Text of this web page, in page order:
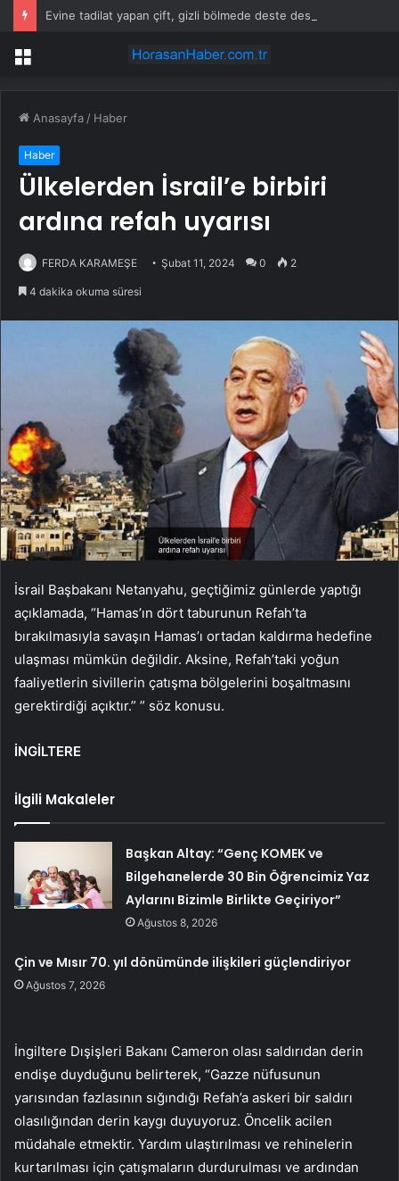
Menü
Anasayfa / Haber
Haber
Ülkelerden İsrail’e birbiri
ardına refah uyarısı
FERDA KARAMEŞE Şubat 11, 2024 0 2
4 dakika okuma süresi
İsrail Başbakanı Netanyahu, geçtiğimiz günlerde yaptığı
açıklamada, “Hamas’ın dört taburunun Refah’ta
bırakılmasıyla savaşın Hamas’ı ortadan kaldırma hedefine
ulaşması mümkün değildir. Aksine, Refah’taki yoğun
faaliyetlerin sivillerin çatışma bölgelerini boşaltmasını
gerektirdiği açıktır.” ” söz konusu.
İNGİLTERE
İlgili Makaleler
Başkan Altay: “Genç KOMEK ve
Bilgehanelerde 30 Bin Öğrencimiz Yaz
Aylarını Bizimle Birlikte Geçiriyor”
Ağustos 8, 2026
Çin ve Mısır 70. yıl dönümünde ilişkileri güçlendiriyor
Ağustos 7, 2026
İngiltere Dışişleri Bakanı Cameron olası saldırıdan derin
endişe duyduğunu belirterek, “Gazze nüfusunun
yarısından fazlasının sığındığı Refah’a askeri bir saldırı
olasılığından derin kaygı duyuyoruz. Öncelik acilen
müdahale etmektir. Yardım ulaştırılması ve rehinelerin
kurtarılması için çatışmaların durdurulması ve ardından